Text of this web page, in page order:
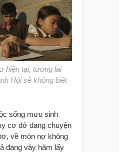
hiện tại, tương lai
Hội sẽ không biết
sống mưu sinh
cơ dở dang chuyện
về món nợ không
đang vây hãm lấy